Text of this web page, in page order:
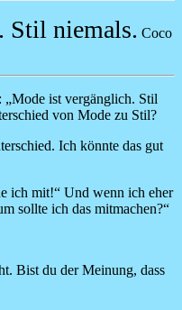
Stil niemals. Coco
ist vergänglich. Stil
von Mode zu Stil?
Ich könnte das gut
ich mit!“ Und wenn ich eher
sollte ich das mitmachen?“
Bist du der Meinung, dass